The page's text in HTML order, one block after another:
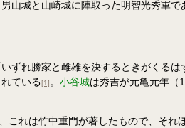
山城と山崎城に陣取った明智光秀軍で
ずれ勝家と雌雄を決するときがくるは
ている[1] 。 小谷城は秀吉が元亀元年（
れは竹中重門が著したもので、それ